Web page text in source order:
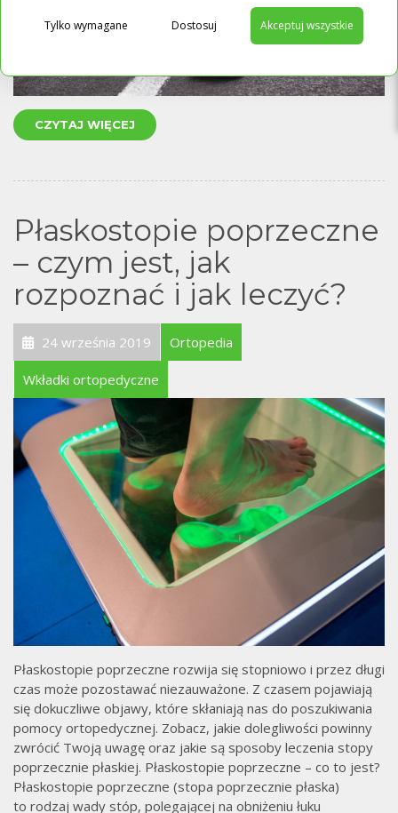
CZYTAJ WIĘCEJ
Płaskostopie poprzeczne
– czym jest, jak
rozpoznać i jak leczyć?
24 września 2019 Ortopedia
Wkładki ortopedyczne
Płaskostopie poprzeczne rozwija się stopniowo i przez długi
czas może pozostawać niezauważone. Z czasem pojawiają
się dokuczliwe objawy, które skłaniają nas do poszukiwania
pomocy ortopedycznej. Zobacz, jakie dolegliwości powinny
zwrócić Twoją uwagę oraz jakie są sposoby leczenia stopy
poprzecznie płaskiej. Płaskostopie poprzeczne – co to jest?
Płaskostopie poprzeczne (stopa poprzecznie płaska)
to rodzaj wady stóp, polegającej na obniżeniu łuku
Dostosuj
Tylko wymagane Akceptuj wszystkie